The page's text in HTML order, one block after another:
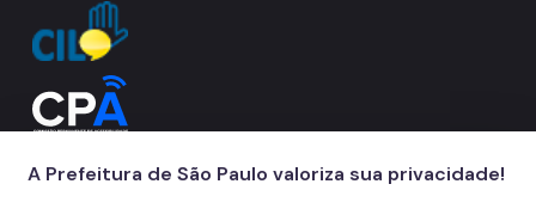
A Prefeitura de São Paulo valoriza sua privacidade!